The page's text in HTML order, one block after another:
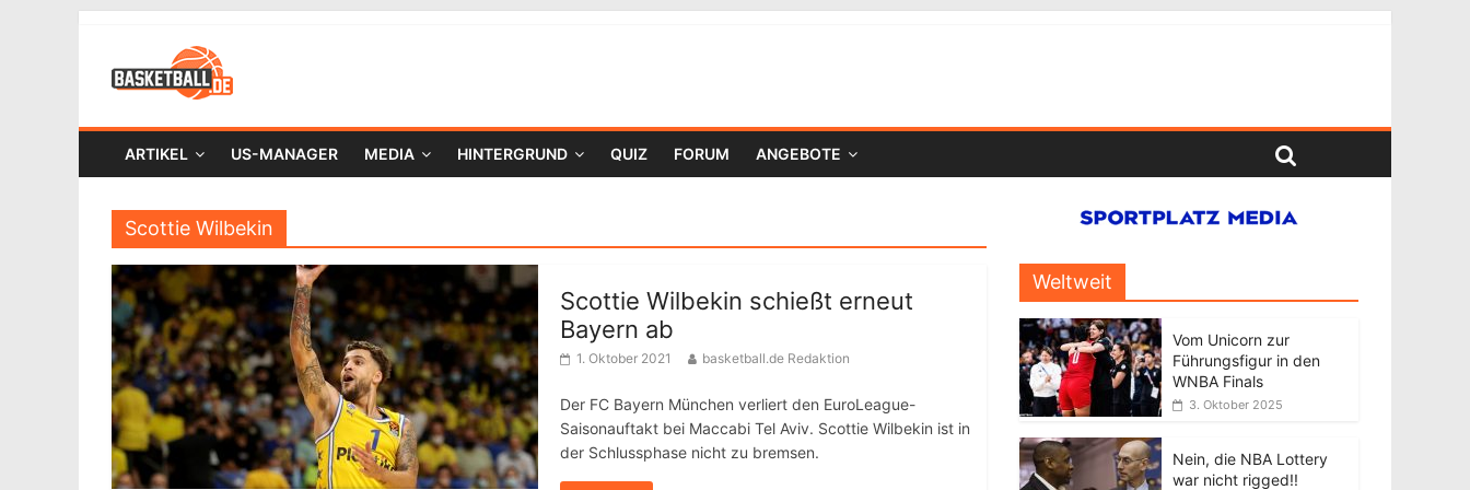
ARTIKEL US-MANAGER MEDIA HINTERGRUND QUIZ FORUM ANGEBOTE
Scottie Wilbekin
Scottie Wilbekin schießt erneut
Bayern ab
1. Oktober 2021 basketball.de Redaktion
Der FC Bayern München verliert den EuroLeague-
Saisonauftakt bei Maccabi Tel Aviv. Scottie Wilbekin ist in
der Schlussphase nicht zu bremsen.
Weltweit
Vom Unicorn zur
Führungsfigur in den
WNBA Finals
3. Oktober 2025
Nein, die NBA Lottery
war nicht rigged!!